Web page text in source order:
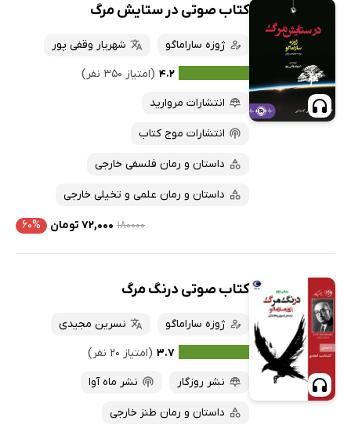
کتاب صوتی در ستایش مرگ
ژوزه ساراماگو
شهریار وقفی پور
۴.۲ (امتیاز ۳۵۰ نفر)
انتشارات مروارید
انتشارات موج کتاب
داستان و رمان فلسفی خارجی
داستان و رمان علمی و تخیلی خارجی
۱۸۰۰۰۰ ۷۲,۰۰۰ تومان ۶۰%
کتاب صوتی درنگ مرگ
ژوزه ساراماگو
نسرین مجیدی
۳.۷ (امتیاز ۲۰ نفر)
نشر روزگار
نشر ماه آوا
داستان و رمان طنز خارجی